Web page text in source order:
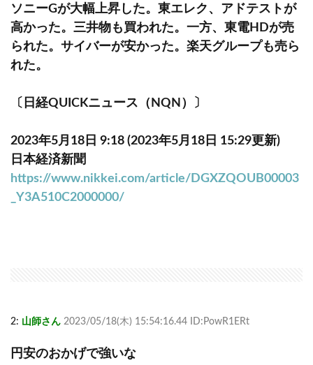
ソニーGが大幅上昇した。東エレク、アドテストが
高かった。三井物も買われた。一方、東電HDが売
られた。サイバーが安かった。楽天グループも売ら
れた。
〔日経QUICKニュース（NQN）〕
2023年5月18日 9:18 (2023年5月18日 15:29更新)
日本経済新聞
https://www.nikkei.com/article/DGXZQOUB00003
_Y3A510C2000000/
2: 山師さん 2023/05/18(木) 15:54:16.44 ID:PowR1ERt
円安のおかげで強いな